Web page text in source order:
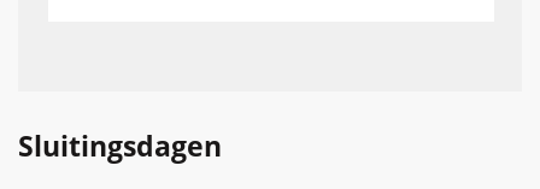
Sluitingsdagen